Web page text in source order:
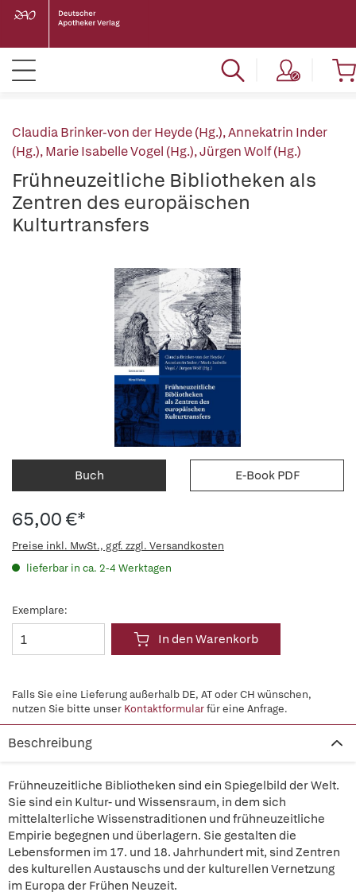
Claudia Brinker-von der Heyde (Hg.),Annekatrin Inder
(Hg.),Marie Isabelle Vogel (Hg.),Jürgen Wolf (Hg.)
Frühneuzeitliche Bibliotheken als
Zentren des europäischen
Kulturtransfers
Buch E-Book PDF
65,00 €*
Preise inkl. MwSt., ggf. zzgl. Versandkosten
lieferbar in ca. 2-4 Werktagen
Exemplare:
In den Warenkorb
Falls Sie eine Lieferung außerhalb DE, AT oder CH wünschen,
nutzen Sie bitte unser Kontaktformularfür eine Anfrage.
Beschreibung
Frühneuzeitliche Bibliotheken sind ein Spiegelbild der Welt.
Sie sind ein Kultur- und Wissensraum, in dem sich
mittelalterliche Wissenstraditionen und frühneuzeitliche
Empirie begegnen und überlagern. Sie gestalten die
Lebensformen im 17. und 18. Jahrhundert mit, sind Zentren
des kulturellen Austauschs und der kulturellen Vernetzung
im Europa der Frühen Neuzeit.